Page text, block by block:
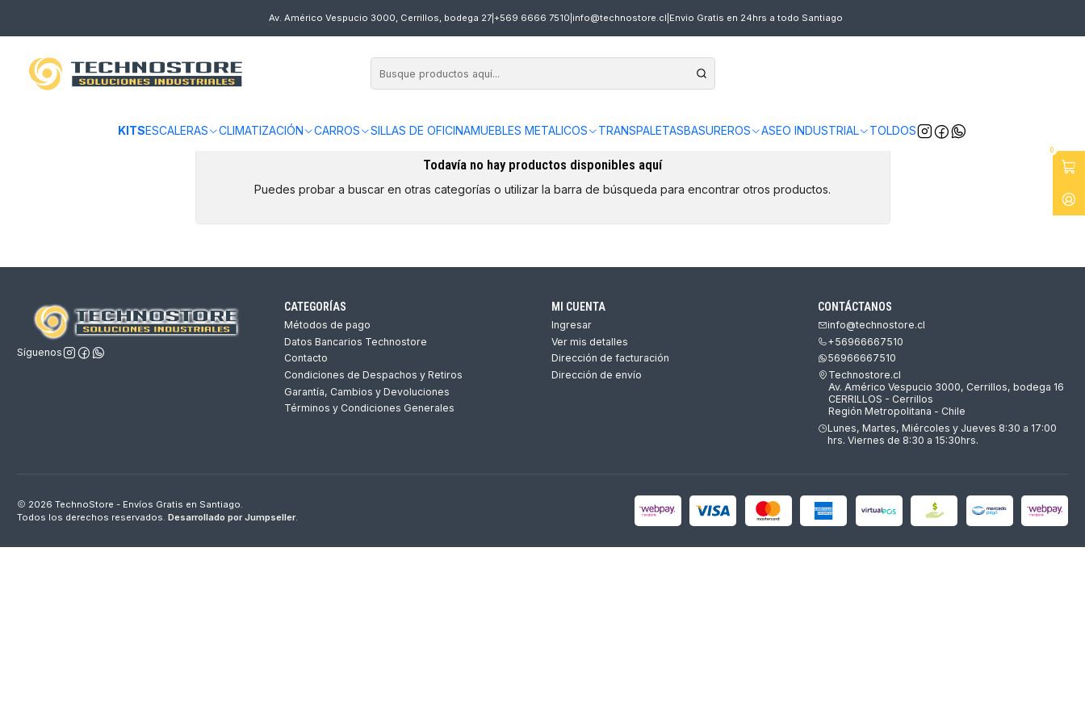
KITSESCALERAS CLIMATIZACIÓN CARROS SILLAS DE OFICINAMUEBLES METALICOS TRANSPALETASBASUREROS ASEO INDUSTRIAL TOLDOS
0
Av. Américo Vespucio 3000, Cerrillos, bodega 27| +569 6666 7510 info@technostore.cl Envio Gratis en 24hrs a todo Santiago
HERRAMIENTAS INALÁMBRICAS
INALÁMBRICAS
Todavía no hay productos disponibles aquí
Puedes probar a buscar en otras categorías o utilizar la barra de búsqueda para encontrar otros productos.
Síguenos
CATEGORÍAS
Métodos de pago
Datos Bancarios Technostore
Contacto
Condiciones de Despachos y Retiros
Garantía, Cambios y Devoluciones
Términos y Condiciones Generales
MI CUENTA
Ingresar
Ver mis detalles
Dirección de facturación
Dirección de envío
CONTÁCTANOS
info@technostore.cl
+56966667510
56966667510
Technostore.cl
Av. Américo Vespucio 3000, Cerrillos, bodega 16
CERRILLOS - Cerrillos
Región Metropolitana - Chile
Lunes, Martes, Miércoles y Jueves 8:30 a 17:00
hrs. Viernes de 8:30 a 15:30hrs.
2026 TechnoStore - Envíos Gratis en Santiago.
Todos los derechos reservados. Desarrollado por Jumpseller.